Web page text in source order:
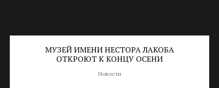
МУЗЕЙ ИМЕНИ НЕСТОРА ЛАКОБА
ОТКРОЮТ К КОНЦУ ОСЕНИ
Новости